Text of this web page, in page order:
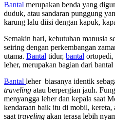
Bantal merupakan benda yang
duduk, atau sandaran punggung
karung lalu diisi dengan kapuk,
Semakin hari, kebutuhan manusia
seiring dengan perkembangan
utama. Bantal tidur, bantal
leher, merupakan bagian dari
Bantal leher biasanya identik
traveling atau berpergian jauh.
menyangga leher dan kepala saat
kendaraan baik itu di mobil, kereta,
saat traveling akan terasa lebih